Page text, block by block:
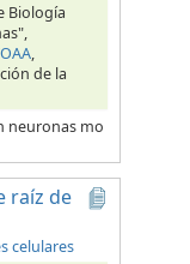
Biología
,
de la
neuronas mo
raíz de
celulares